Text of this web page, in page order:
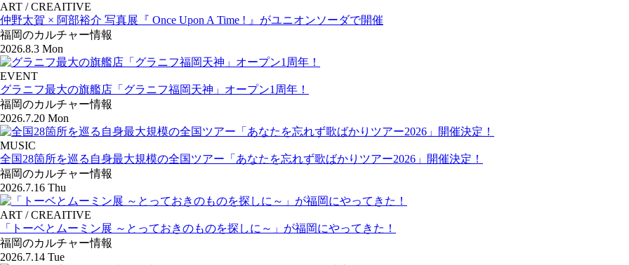
ART / CREAITIVE
仲野太賀 × 阿部裕介 写真展『 Once Upon A Time ! 』がユニオンソーダで開催
福岡のカルチャー情報
2026.8.3 Mon
EVENT
グラニフ最大の旗艦店「グラニフ福岡天神」オープン1周年！
福岡のカルチャー情報
2026.7.20 Mon
MUSIC
全国28箇所を巡る自身最大規模の全国ツアー「あなたを忘れず歌ばかりツアー2026」開催決定！
福岡のカルチャー情報
2026.7.16 Thu
ART / CREAITIVE
「トーベとムーミン展 ～とっておきのものを探しに～」が福岡にやってきた！
福岡のカルチャー情報
2026.7.14 Tue